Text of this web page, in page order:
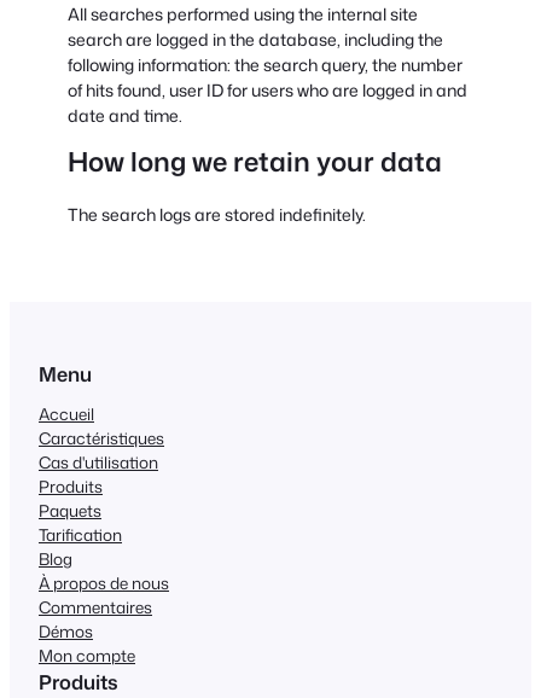
All searches performed using the internal site
search are logged in the database, including the
following information: the search query, the number
of hits found, user ID for users who are logged in and
date and time.
How long we retain your data
The search logs are stored indefinitely.
Menu
Accueil
Caractéristiques
Cas d'utilisation
Produits
Paquets
Tarification
Blog
À propos de nous
Commentaires
Démos
Mon compte
Produits